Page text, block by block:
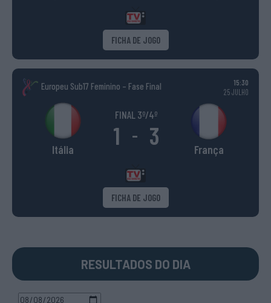
FICHA DE JOGO
Europeu Sub17 Feminino – Fase Final
15:30
25 JULHO
Itália
FINAL 3º/4º
1 - 3 França
FICHA DE JOGO
RESULTADOS DO DIA